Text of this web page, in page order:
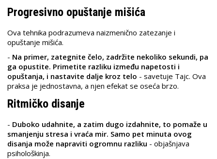
Progresivno opuštanje mišića
Ova tehnika podrazumeva naizmenično zatezanje i
opuštanje mišića.
- Na primer, zategnite čelo, zadržite nekoliko sekundi, pa
ga opustite. Primetite razliku između napetosti i
opuštanja, i nastavite dalje kroz telo - savetuje Tajc. Ova
praksa je jednostavna, a njen efekat se oseća brzo.
Ritmičko disanje
- Duboko udahnite, a zatim dugo izdahnite, to pomaže u
smanjenju stresa i vraća mir. Samo pet minuta ovog
disanja može napraviti ogromnu razliku - objašnjava
psihološkinja.